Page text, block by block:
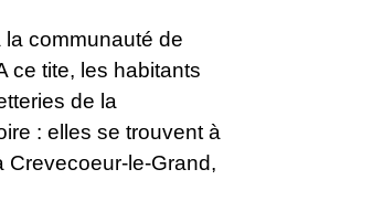
communauté de
ce tite, les habitants
de la
: elles se trouvent à
Crevecoeur-le-Grand,